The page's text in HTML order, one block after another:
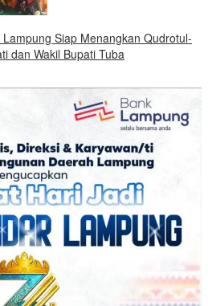
Siap Menangkan Qudrotul-
dan Wakil Bupati Tuba